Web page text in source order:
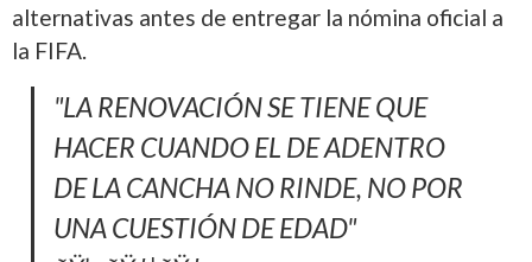
alternativas antes de entregar la nómina oficial a
la FIFA.
"LA RENOVACIÓN SE TIENE QUE
HACER CUANDO EL DE ADENTRO
DE LA CANCHA NO RINDE, NO POR
UNA CUESTIÓN DE EDAD"